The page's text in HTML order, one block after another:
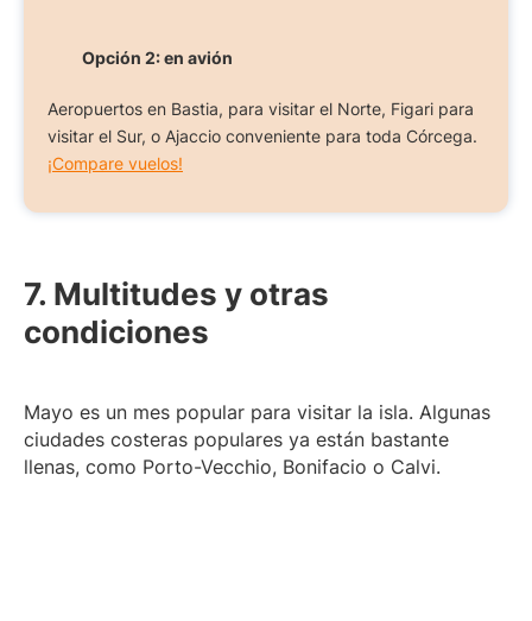
Opción 2: en avión
Aeropuertos en Bastia, para visitar el Norte, Figari para
visitar el Sur, o Ajaccio conveniente para toda Córcega.
¡Compare vuelos!
7. Multitudes y otras
condiciones
Mayo es un mes popular para visitar la isla. Algunas
ciudades costeras populares ya están bastante
llenas, como Porto-Vecchio, Bonifacio o Calvi.